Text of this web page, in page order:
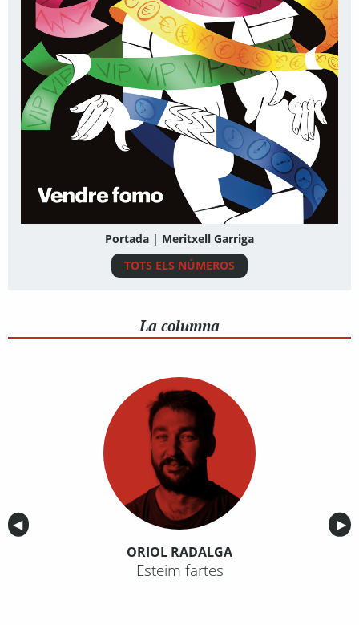
Portada | Meritxell Garriga
TOTS ELS NÚMEROS
La columna
Anterior
◀︎ ▶︎
ORIOL RADALGA
Esteim fartes